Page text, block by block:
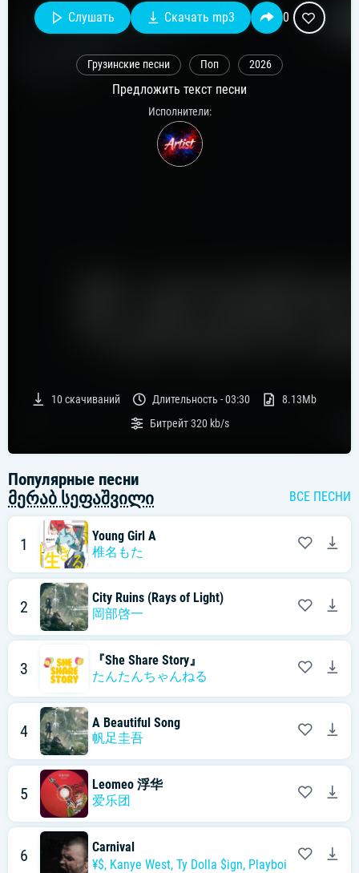
Слушать Скачать mp3 0
Грузинские песни Поп 2026
Предложить текст песни
Исполнители:
10скачиваний Длительность -03:30
8.13Mb
Битрейт320 kb/s
Популярные песни
მერაბ სეფაშვილი
ВСЕ ПЕСНИ
1
Young Girl A
椎名もた
2
City Ruins (Rays of Light)
岡部啓一
3
『She Share Story』
たんたんちゃんねる
4
A Beautiful Song
帆足圭吾
5
Leomeo 浮华
爱乐团
6
Carnival
¥$, Kanye West, Ty Dolla $ign, Playboi Carti Rich